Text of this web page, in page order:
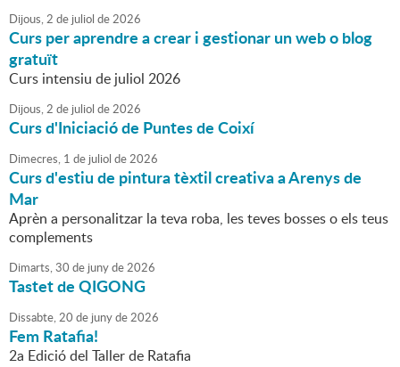
Dijous,2 de juliol de2026
Curs per aprendre a crear i gestionar un web o blog
gratuït
Curs intensiu de juliol 2026
Dijous,2 de juliol de2026
Curs d'Iniciació de Puntes de Coixí
Dimecres, 1 de juliol de2026
Curs d'estiu de pintura tèxtil creativa a Arenys de
Mar
Aprèn a personalitzar la teva roba, les teves bosses o els teus
complements
Dimarts,30 de junyde2026
Tastet de QIGONG
Dissabte,20 de junyde2026
Fem Ratafia!
2a Edició del Taller de Ratafia